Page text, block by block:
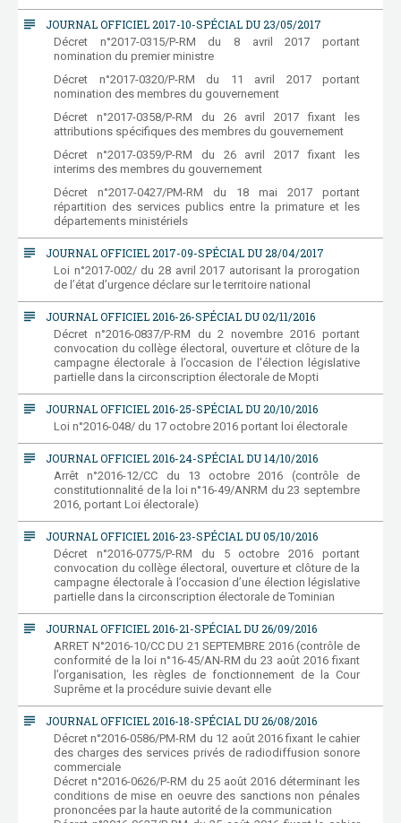
subject JOURNAL OFFICIEL 2017-10-SPÉCIAL DU 23/05/2017
Décret n°2017-0315/P-RM du 8 avril 2017 portant
nomination du premier ministre
Décret n°2017-0320/P-RM du 11 avril 2017 portant
nomination des membres du gouvernement
Décret n°2017-0358/P-RM du 26 avril 2017 fixant les
attributions spécifiques des membres du gouvernement
Décret n°2017-0359/P-RM du 26 avril 2017 fixant les
interims des membres du gouvernement
Décret n°2017-0427/PM-RM du 18 mai 2017 portant
répartition des services publics entre la primature et les
départements ministériels
subject JOURNAL OFFICIEL 2017-09-SPÉCIAL DU 28/04/2017
Loi n°2017-002/ du 28 avril 2017 autorisant la prorogation
de l’état d’urgence déclare sur le territoire national
subject JOURNAL OFFICIEL 2016-26-SPÉCIAL DU 02/11/2016
Décret n°2016-0837/P-RM du 2 novembre 2016 portant
convocation du collège électoral, ouverture et clôture de la
campagne électorale à l’occasion de l'élection législative
partielle dans la circonscription électorale de Mopti
subject JOURNAL OFFICIEL 2016-25-SPÉCIAL DU 20/10/2016
Loi n°2016-048/ du 17 octobre 2016 portant loi électorale
subject JOURNAL OFFICIEL 2016-24-SPÉCIAL DU 14/10/2016
Arrêt n°2016-12/CC du 13 octobre 2016 (contrôle de
constitutionnalité de la loi n°16-49/ANRM du 23 septembre
2016, portant Loi électorale)
subject JOURNAL OFFICIEL 2016-23-SPÉCIAL DU 05/10/2016
Décret n°2016-0775/P-RM du 5 octobre 2016 portant
convocation du collège électoral, ouverture et clôture de la
campagne électorale à l’occasion d’une élection législative
partielle dans la circonscription électorale de Tominian
subject JOURNAL OFFICIEL 2016-21-SPÉCIAL DU 26/09/2016
ARRET N°2016-10/CC DU 21 SEPTEMBRE 2016 (contrôle de
conformité de la loi n°16-45/AN-RM du 23 août 2016 fixant
l’organisation, les règles de fonctionnement de la Cour
Suprême et la procédure suivie devant elle
subject JOURNAL OFFICIEL 2016-18-SPÉCIAL DU 26/08/2016
Décret n°2016-0586/PM-RM du 12 août 2016 fixant le cahier
des charges des services privés de radiodiffusion sonore
commerciale
Décret n°2016-0626/P-RM du 25 août 2016 déterminant les
conditions de mise en oeuvre des sanctions non pénales
prononcées par la haute autorité de la communication